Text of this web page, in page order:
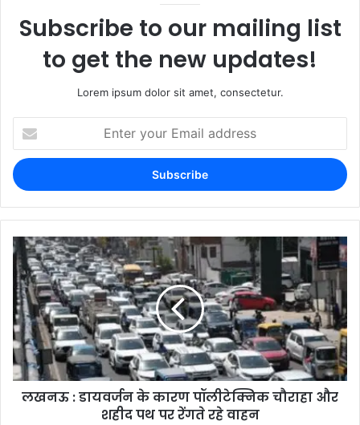
Subscribe to our mailing list
to get the new updates!
Lorem ipsum dolor sit amet, consectetur.
लखनऊ : डायवर्जन के कारण पॉलीटेक्निक चौराहा और
शहीद पथ पर रेंगते रहे वाहन